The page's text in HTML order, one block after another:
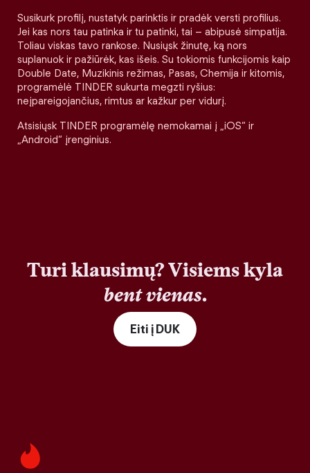
Susikurk profilį, nustatyk parinktis ir pradėk versti profilius.
Jei kas nors tau patinka ir tu patinki, tai – abipusė simpatija.
Toliau viskas tavo rankose. Nusiųsk žinutę, ką nors
suplanuok ir pažiūrėk, kas išeis. Su tokiomis funkcijomis kaip
Double Date, Muzikinis režimas, Pasas, Chemija ir kitomis,
programėlė TINDER sukurta megzti ryšius:
neįpareigojančius, rimtus ar kažkur per vidurį.
Atsisiųsk TINDER programėlę nemokamai į „iOS“ ir
„Android“ įrenginius.
Turi klausimų? Visiems kyla
bent vienas.
Eiti į DUK